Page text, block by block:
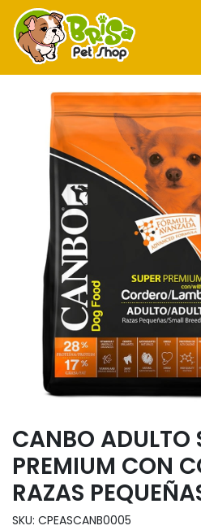
CANBO ADULTO
PREMIUM CON
RAZAS
SKU: CPEASCANB0005